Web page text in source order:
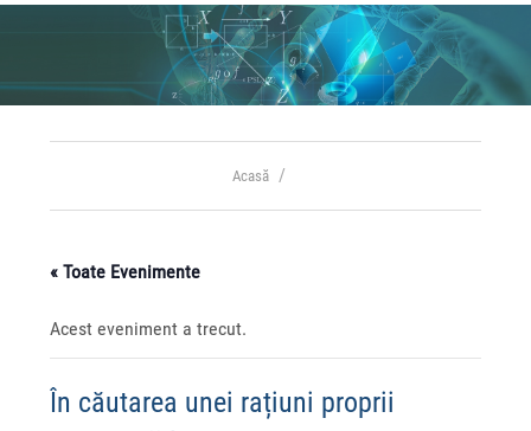
Acasă
« Toate Evenimente
Acest eveniment a trecut.
În căutarea unei rațiuni proprii